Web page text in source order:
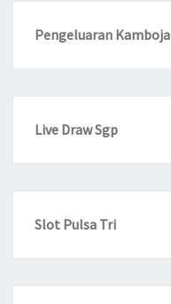
Pengeluaran Kamboja
Live Draw Sgp
Slot Pulsa Tri